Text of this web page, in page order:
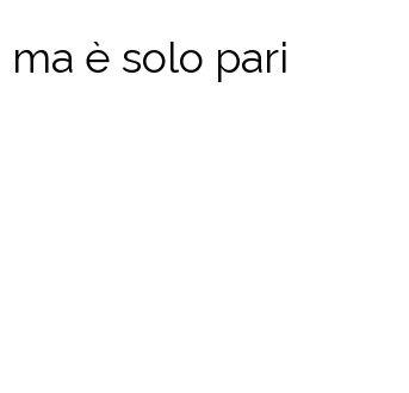
è solo pari